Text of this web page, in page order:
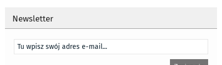
Newsletter